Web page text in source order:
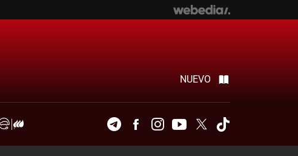
NUEVO
TelegramFacebookInstagramYoutubeTwitter